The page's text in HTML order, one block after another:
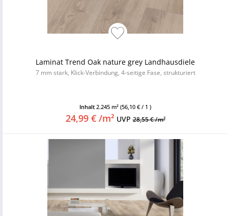
Laminat Trend Oak nature grey Landhausdiele
7 mm stark, Klick-Verbindung, 4-seitige Fase, strukturiert
Inhalt 2.245 m² (56,10 € / 1 )
24,99 € /m² UVP28,55 € /m²